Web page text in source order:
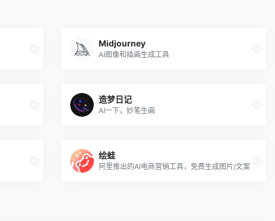
Midjourney
AI图像和插画生成工具
造梦日记
AI一下，妙笔生画
绘蛙
阿里推出的AI电商营销工具，免费生成图片/文案